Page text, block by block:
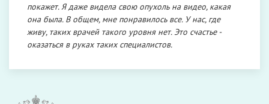
покажет. Я даже видела свою опухоль на видео, какая
она была. В общем, мне понравилось все. У нас, где
живу, таких врачей такого уровня нет. Это счастье -
оказаться в руках таких специалистов.